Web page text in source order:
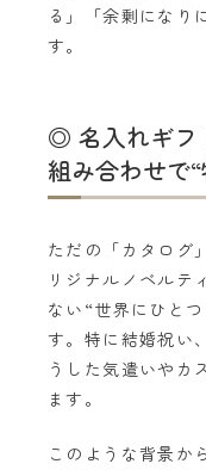
る」「余剰になり
す。
◎ 名入れギフ
組み合わせで
ただの「カタログ
リジナルノベルテ
ない“世界にひと
す。特に結婚祝い
うした気遣いやカ
ます。
このような背景か